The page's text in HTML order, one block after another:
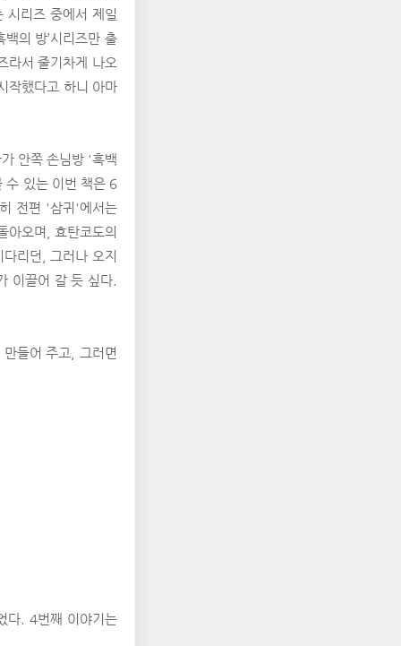
시리즈 중에서 제일
의 방’시리즈만 출
라서 줄기차게 나오
작했다고 하니 아마
안쪽 손님방 '흑백
수 있는 이번 책은 6
전편 '삼귀'에서는
아오며, 효탄코도의
리던, 그러나 오지
이끌어 갈 듯 싶다.
들어 주고, 그러면
다. 4번째 이야기는